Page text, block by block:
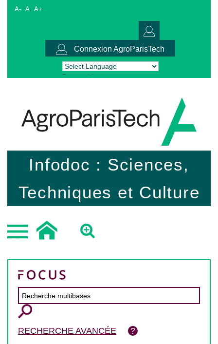
A- A A+
Connexion AgroParisTech
Powered by Translate
Infodoc : Sciences,
Techniques et Culture
RECHERCHE AVANCÉE